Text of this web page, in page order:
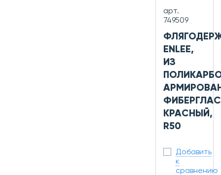
арт.
749509
ENLEE,
ИЗ
КРАСНЫЙ,
R50
Добавить
к
сравнению